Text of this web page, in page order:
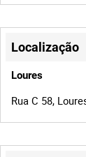
Localização
Loures
Rua C 58,